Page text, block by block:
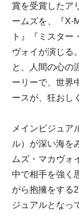
賞を受賞したア
ームズを、『X-
ト』『ミスター
ヴォイが演じる
と、人間の心の
ーリーで、世界
ースが、狂おし
メインビジュア
ル）が深い海を
ムズ・マカヴォ
中で相手を強く
がら抱擁をする
ジュアルとなっ